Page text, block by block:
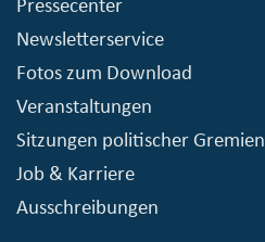
Pressecenter
Newsletterservice
Fotos zum Download
Veranstaltungen
Sitzungen politischer Gremien
Job & Karriere
Ausschreibungen